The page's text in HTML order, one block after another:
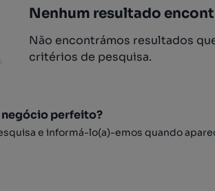
Nenhum resultado
Não encontrámos resultados
critérios de pesquisa.
negócio perfeito?
e informá-lo(a)-emos quando